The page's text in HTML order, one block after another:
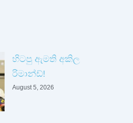
හිටපු ඇමති අකිල
රිමාන්ඩ්!
August 5, 2026